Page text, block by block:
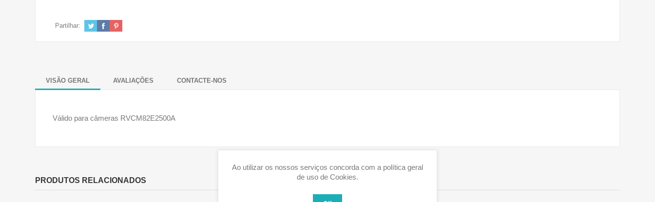
Partilhar:
VISÃO GERAL AVALIAÇÕES CONTACTE-NOS
Válido para câmeras RVCM82E2500A
PRODUTOS RELACIONADOS
Ao utilizar os nossos serviços concorda com a política geral
de uso de Cookies.